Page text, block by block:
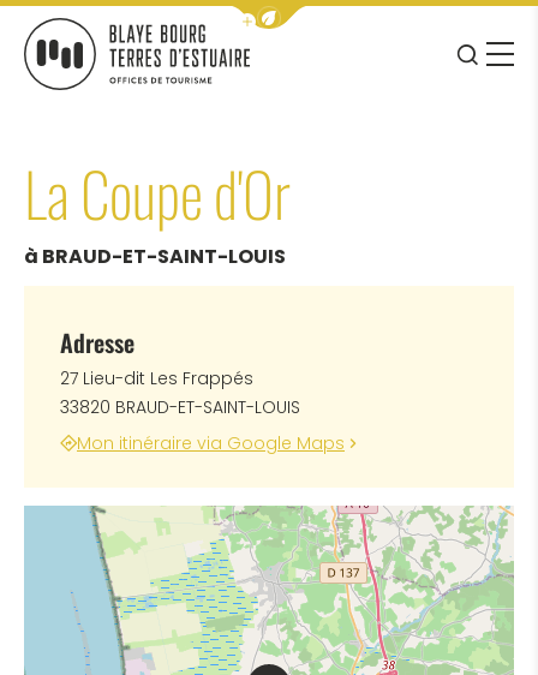
Afficher la barre de navigation
JE
MENU
La Coupe d'Or
à BRAUD-ET-SAINT-LOUIS
Adresse
27 Lieu-dit Les Frappés
33820 BRAUD-ET-SAINT-LOUIS
Mon itinéraire via Google Maps